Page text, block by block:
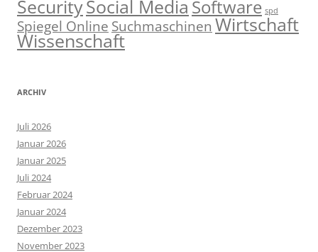
SecuritySocial Media Software spd
Spiegel Online Suchmaschinen Wirtschaft
Wissenschaft
ARCHIV
Juli 2026
Januar 2026
Januar 2025
Juli 2024
Februar 2024
Januar 2024
Dezember 2023
November 2023